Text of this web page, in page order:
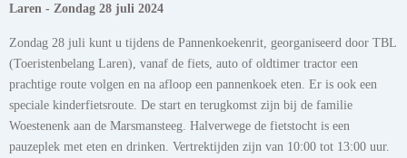
Laren - Zondag 28 juli 2024
Zondag 28 juli kunt u tijdens de Pannenkoekenrit, georganiseerd door TBL
(Toeristenbelang Laren), vanaf de fiets, auto of oldtimer tractor een
prachtige route volgen en na afloop een pannenkoek eten. Er is ook een
speciale kinderfietsroute. De start en terugkomst zijn bij de familie
Woestenenk aan de Marsmansteeg. Halverwege de fietstocht is een
pauzeplek met eten en drinken. Vertrektijden zijn van 10:00 tot 13:00 uur.